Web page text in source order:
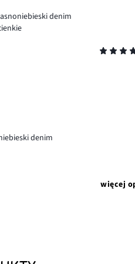
denim
denim
więcej